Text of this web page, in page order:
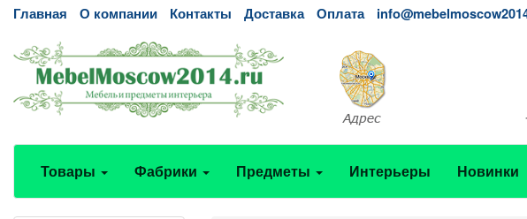
Главная О компании Контакты Доставка Оплата
Товары Фабрики Предметы Интерьеры Новинки